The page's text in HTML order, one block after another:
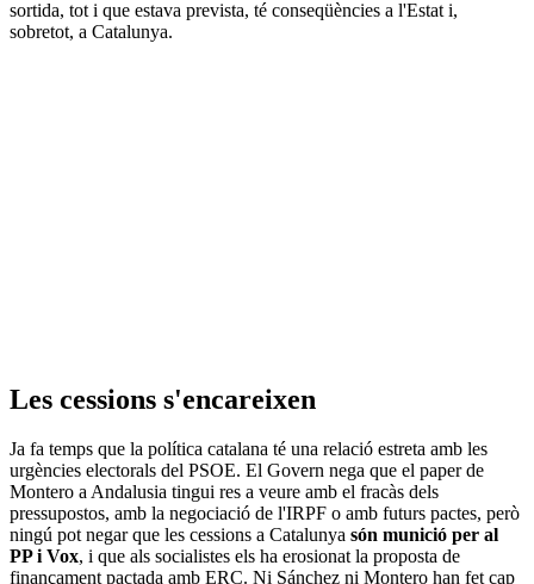
sortida, tot i que estava prevista, té conseqüències a l'Estat i,
sobretot, a Catalunya.
Les cessions s'encareixen
Ja fa temps que la política catalana té una relació estreta amb les
urgències electorals del PSOE. El Govern nega que el paper de
Montero a Andalusia tingui res a veure amb el fracàs dels
pressupostos, amb la negociació de l'IRPF o amb futurs pactes, però
ningú pot negar que les cessions a Catalunya són munició per al
PP i Vox, i que als socialistes els ha erosionat la proposta de
finançament pactada amb ERC. Ni Sánchez ni Montero han fet cap